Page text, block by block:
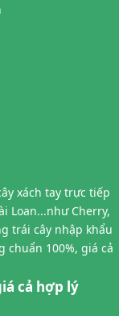
xách tay trực tiếp
Loan...như Cherry,
trái cây nhập khẩu
chuẩn 100%, giá cả
cả hợp lý